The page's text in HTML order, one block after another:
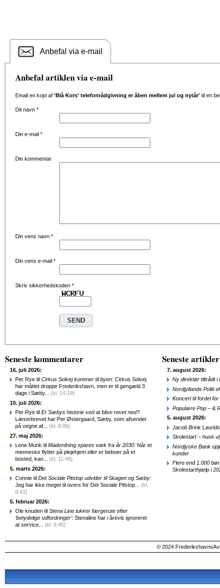
Anbefal via e-mail
Anbefal artiklen via e-mail
Email en kopi af 'Blå Kors' telefonrådgivning er åben mellem jul og nytår' til en
Dit navn *
Din e-mail *
Din kommentar
Din vens navn *
Din vens e-mail *
Skriv sikkerhedskoden *
Seneste kommentarer
16. juli 2026:
Per Rye til Cirkus Solvej kommer til byen: Cirkus Solvej
har måttet droppe Frederikshavn, men er til gengæld 3
dage i Sæby... (kl. 14:19)
10. juli 2026:
Per Rye til Er Sæbys historie ved at blive revet ned?:
Læserbrevet har Per Østergaard, Sæby, som afsender
på vegne af... (kl. 8:06)
27. maj 2026:
Lene Munk til Madordning spares væk fra år 2030: Når et
menneske flytter på plejehjem eller er beboer på et
bosted, kan... (kl. 11:49)
5. marts 2026:
Connie til Det Sociale Pitstop udvider til Skagen og Sæby:
Jeg har ikke meget til overs for Det Sociale Pitstop... (kl.
0:41)
5. februar 2026:
Ole knuden til Stena Line lukker færgerute efter
‘betydelige udfordringer’: Stenaline har i årevis ignoreret
at service... (kl. 9:45)
Seneste artikler
7. august 2026:
Ny direktør tiltrådt i
Nordjyllands Politi
Koncert til fordel
Populære Pop – &
5. august 2026:
Jacob Brink
Skolestart – husk
Nordjyske Bank
kunder
Flere end 1.000
Skolestarthjælp i
© 2024